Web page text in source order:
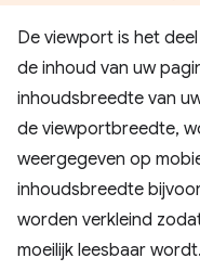
De viewport is het
de inhoud van uw
inhoudsbreedte van
de viewportbreedte,
weergegeven op
inhoudsbreedte
worden verkleind
moeilijk leesbaar wordt.